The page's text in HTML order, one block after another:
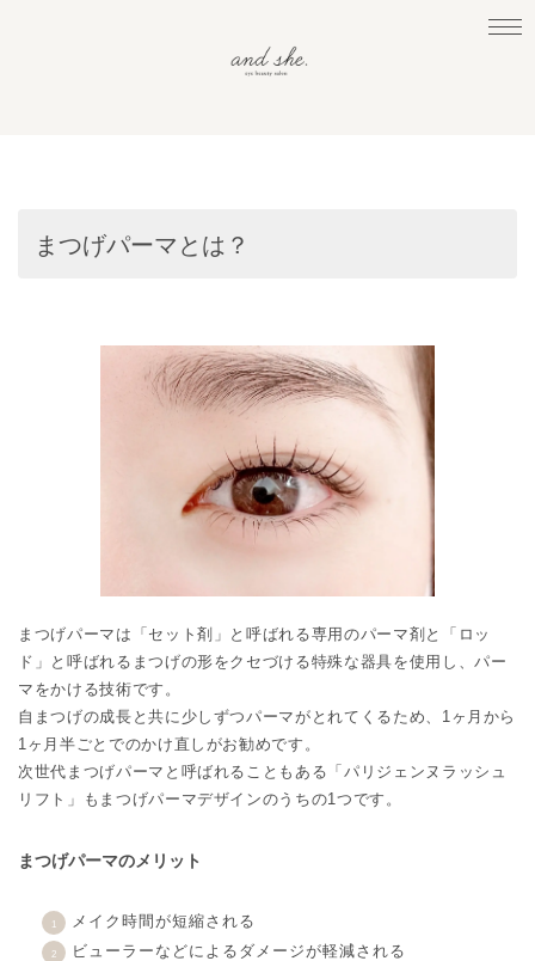
まつげパーマとは？
まつげパーマは「セット剤」と呼ばれる専用のパーマ剤と「ロッ
ド」と呼ばれるまつげの形をクセづける特殊な器具を使用し、パー
マをかける技術です。
自まつげの成長と共に少しずつパーマがとれてくるため、1ヶ月から
1ヶ月半ごとでのかけ直しがお勧めです。
次世代まつげパーマと呼ばれることもある「パリジェンヌラッシュ
リフト」もまつげパーマデザインのうちの1つです。
まつげパーマのメリット
メイク時間が短縮される
ビューラーなどによるダメージが軽減される